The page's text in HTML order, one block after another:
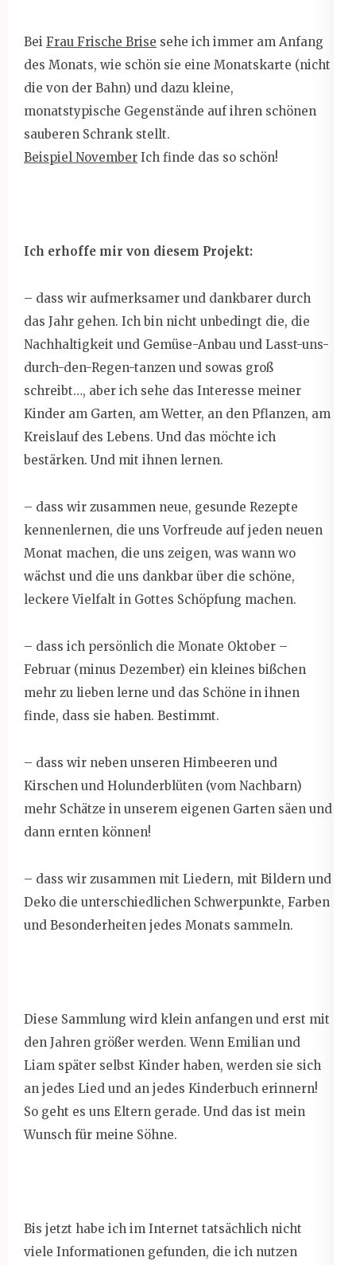
Bei Frau Frische Brise sehe ich immer am Anfang
des Monats, wie schön sie eine Monatskarte (nicht
die von der Bahn) und dazu kleine,
monatstypische Gegenstände auf ihren schönen
sauberen Schrank stellt.
Beispiel November Ich finde das so schön!
Ich erhoffe mir von diesem Projekt:
– dass wir aufmerksamer und dankbarer durch
das Jahr gehen. Ich bin nicht unbedingt die, die
Nachhaltigkeit und Gemüse-Anbau und Lasst-uns-
durch-den-Regen-tanzen und sowas groß
schreibt…, aber ich sehe das Interesse meiner
Kinder am Garten, am Wetter, an den Pflanzen, am
Kreislauf des Lebens. Und das möchte ich
bestärken. Und mit ihnen lernen.
– dass wir zusammen neue, gesunde Rezepte
kennenlernen, die uns Vorfreude auf jeden neuen
Monat machen, die uns zeigen, was wann wo
wächst und die uns dankbar über die schöne,
leckere Vielfalt in Gottes Schöpfung machen.
– dass ich persönlich die Monate Oktober –
Februar (minus Dezember) ein kleines bißchen
mehr zu lieben lerne und das Schöne in ihnen
finde, dass sie haben. Bestimmt.
– dass wir neben unseren Himbeeren und
Kirschen und Holunderblüten (vom Nachbarn)
mehr Schätze in unserem eigenen Garten säen und
dann ernten können!
– dass wir zusammen mit Liedern, mit Bildern und
Deko die unterschiedlichen Schwerpunkte, Farben
und Besonderheiten jedes Monats sammeln.
Diese Sammlung wird klein anfangen und erst mit
den Jahren größer werden. Wenn Emilian und
Liam später selbst Kinder haben, werden sie sich
an jedes Lied und an jedes Kinderbuch erinnern!
So geht es uns Eltern gerade. Und das ist mein
Wunsch für meine Söhne.
Bis jetzt habe ich im Internet tatsächlich nicht
viele Informationen gefunden, die ich nutzen